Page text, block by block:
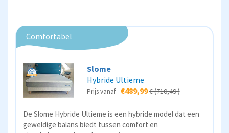
Comfortabel
Slome
Hybride Ultieme
Prijs vanaf €489,99€ (710,49 )
De Slome Hybride Ultieme is een hybride model dat een
geweldige balans biedt tussen comfort en